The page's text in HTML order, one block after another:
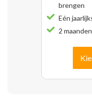
brengen
Eén
2